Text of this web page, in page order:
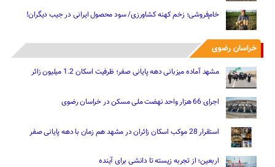
خام‌فروشی؛ زخم کهنه کشاورزی/ سود محصول ایرانی در جیب دیگران!
خراسان رضوی
مشهد آماده میزبانی دهه پایانی صفر؛ ظرفیت اسکان 1.2 میلیون زائر
اجرای 66 هزار واحد نهضت ملی مسکن در خراسان رضوی
استقرار 28 موکب اسکان زائران در مشهد هم زمان با دهه پایانی صفر
اربعین؛ از تجربه زیسته تا دانشی برای آینده